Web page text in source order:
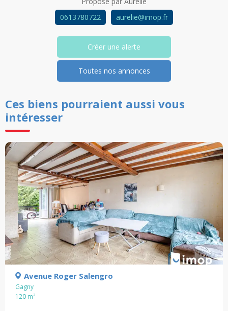
0613780722
aurelie@imop.fr
Créer une alerte
Toutes nos annonces
Ces biens pourraient aussi vous
intéresser
Avenue Roger Salengro
Gagny
120 m²